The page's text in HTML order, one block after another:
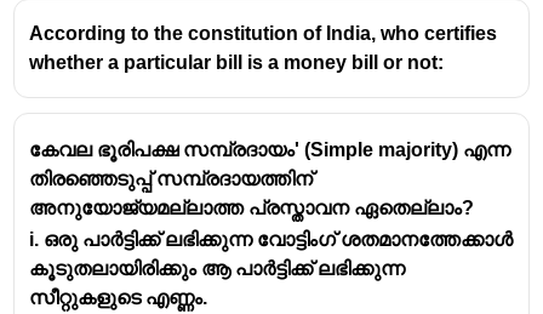
കണക്കുകൂട്ടൽ, സഭ സമ്മേളിക്കാത്ത
ദിവസങ്ങളോ തുടർച്ചയായ നാല് ദിവസത്തിൽ
കൂടുതൽ തടസ്സപ്പെട്ട ദിവസങ്ങളോ (adjournment
സഭ സമ്മേളിക്കുന്ന ദിവസങ്ങളിലെ
ഹാജരില്ലായ്മയാണ് പ്രധാനമായും
പരിഗണിക്കുന്നത്.
According to the constitution of India, who certifies
whether a particular bill is a money bill or not:
കേവല ഭൂരിപക്ഷ സമ്പ്രദായം' (Simple majority) എന്ന
തിരഞ്ഞെടുപ്പ് സമ്പ്രദായത്തിന്
അനുയോജ്യമല്ലാത്ത പ്രസ്താവന ഏതെല്ലാം?
i. ഒരു പാർട്ടിക്ക് ലഭിക്കുന്ന വോട്ടിംഗ് ശതമാനത്തേക്കാൾ
കൂടുതലായിരിക്കും ആ പാർട്ടിക്ക് ലഭിക്കുന്ന
സീറ്റുകളുടെ എണ്ണം.